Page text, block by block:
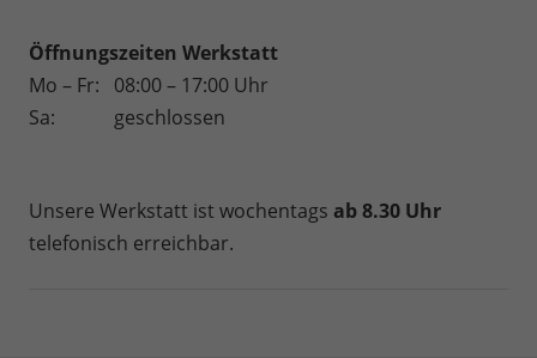
Öffnungszeiten Werkstatt
Mo – Fr: 08:00 – 17:00 Uhr
Sa:
geschlossen
Unsere Werkstatt ist wochentags ab 8.30 Uhr
telefonisch erreichbar.